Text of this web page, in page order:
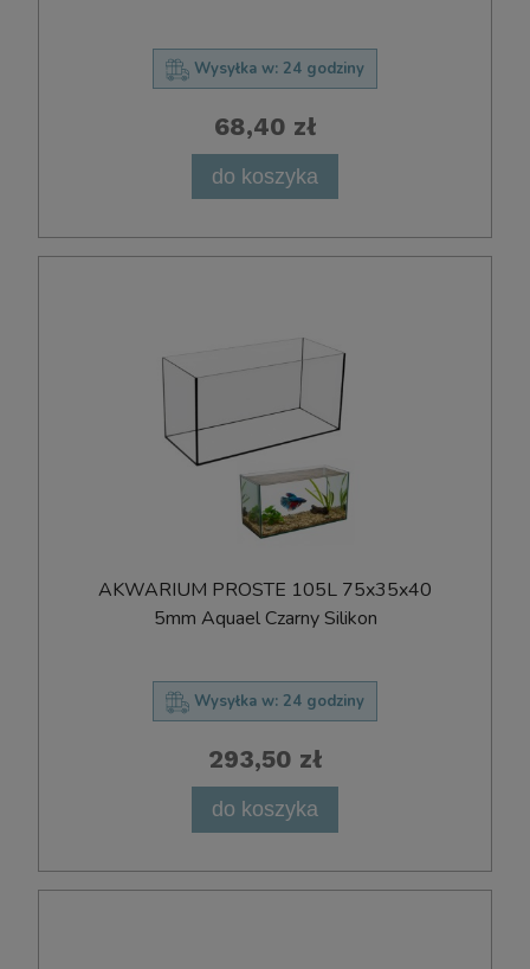
Wysyłka w: 24 godziny
68,40 zł
do koszyka
AKWARIUM PROSTE 105L 75x35x40
5mm Aquael Czarny Silikon
Wysyłka w: 24 godziny
293,50 zł
do koszyka